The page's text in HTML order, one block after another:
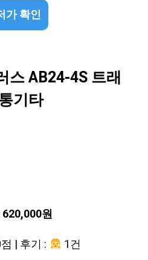
가 확인
스 AB24-4S 트래
기타
620,000원
| 후기 :
1건